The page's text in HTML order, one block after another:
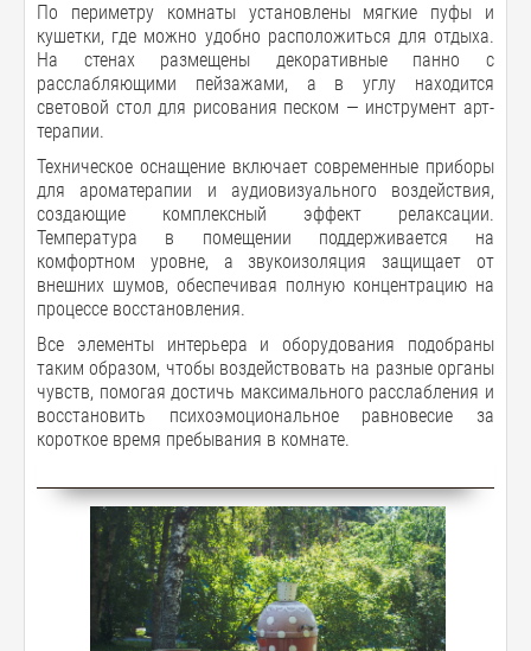
По периметру комнаты установлены мягкие пуфы и
кушетки, где можно удобно расположиться для отдыха.
На стенах размещены декоративные панно с
расслабляющими пейзажами, а в углу находится
световой стол для рисования песком — инструмент арт-
терапии.
Техническое оснащение включает современные приборы
для ароматерапии и аудиовизуального воздействия,
создающие комплексный эффект релаксации.
Температура в помещении поддерживается на
комфортном уровне, а звукоизоляция защищает от
внешних шумов, обеспечивая полную концентрацию на
процессе восстановления.
Все элементы интерьера и оборудования подобраны
таким образом, чтобы воздействовать на разные органы
чувств, помогая достичь максимального расслабления и
восстановить психоэмоциональное равновесие за
короткое время пребывания в комнате.